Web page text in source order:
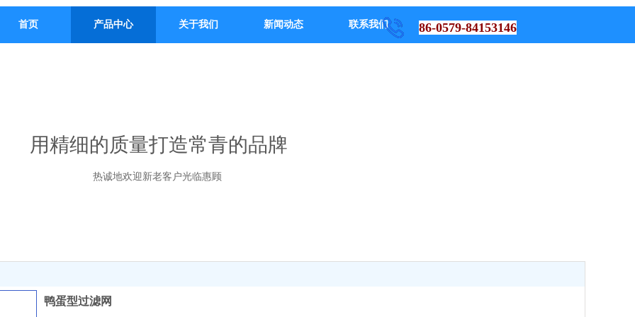
86-0579-84153146
首页 产品中心 关于我们 新闻动态 联系我们
用精细的质量打造常青的品牌
热诚地欢迎新老客户光临惠顾
鸭蛋型过滤网